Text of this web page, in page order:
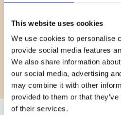
This website uses cookies
We use cookies to personalise
provide social media features
We also share information
our social media, advertising
may combine it with other
provided to them or that
of their services.